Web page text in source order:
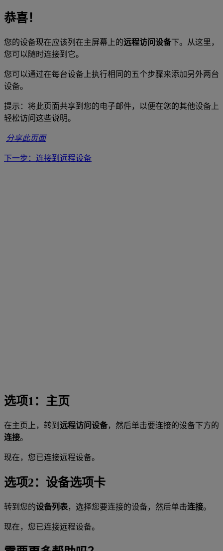
恭喜！
您的设备现在应该列在主屏幕上的远程访问设备下。从这里，
您可以随时连接到它。
您可以通过在每台设备上执行相同的五个步骤来添加另外两台
设备。
提示：将此页面共享到您的电子邮件，以便在您的其他设备上
轻松访问这些说明。
分享此页面
下一步：连接到远程设备
选项1：主页
在主页上，转到 远程访问设备，然后单击要连接的设备下方的
连接。
现在，您已连接远程设备。
选项2：设备选项卡
转到您的设备列表，选择您要连接的设备，然后单击连接。
现在，您已连接远程设备。